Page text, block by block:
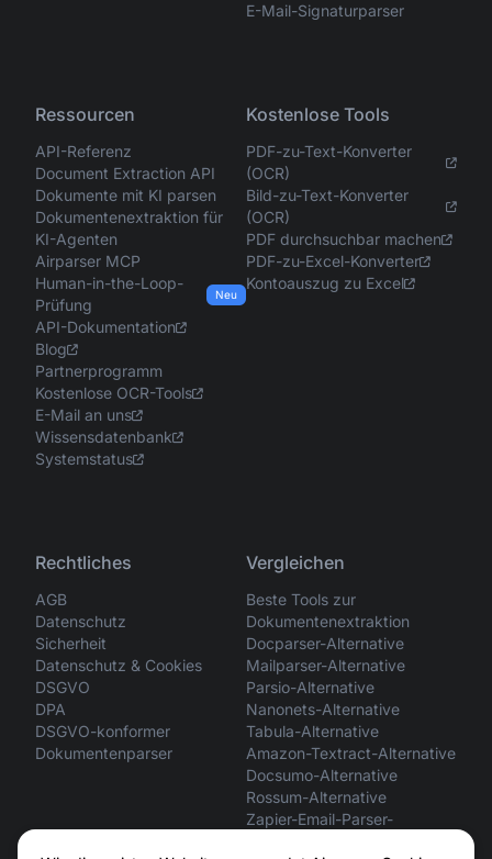
E-Mail-Signaturparser
Ressourcen
API-Referenz
Document Extraction API
Dokumente mit KI parsen
Dokumentenextraktion für
KI-Agenten
Airparser MCP
Human-in-the-Loop-
Prüfung
Neu
API-Dokumentation
Blog
Partnerprogramm
Kostenlose OCR-Tools
E-Mail an uns
Wissensdatenbank
Systemstatus
Kostenlose Tools
PDF-zu-Text-Konverter
(OCR)
Bild-zu-Text-Konverter
(OCR)
PDF durchsuchbar machen
PDF-zu-Excel-Konverter
Kontoauszug zu Excel
Rechtliches
AGB
Datenschutz
Sicherheit
Datenschutz & Cookies
DSGVO
DPA
DSGVO-konformer
Dokumentenparser
Vergleichen
Beste Tools zur
Dokumentenextraktion
Docparser-Alternative
Mailparser-Alternative
Parsio-Alternative
Nanonets-Alternative
Tabula-Alternative
Amazon-Textract-Alternative
Docsumo-Alternative
Rossum-Alternative
Zapier-Email-Parser-